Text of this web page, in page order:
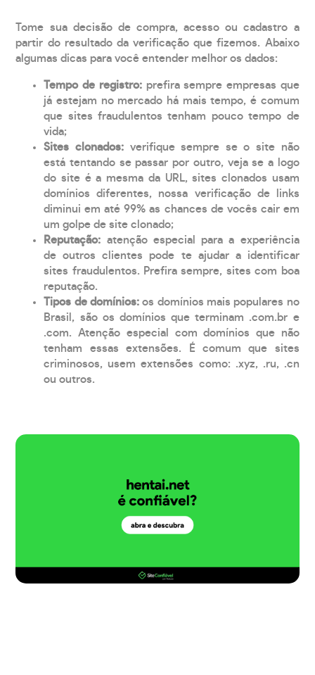
Tome sua decisão de compra, acesso ou cadastro a
partir do resultado da verificação que fizemos. Abaixo
algumas dicas para você entender melhor os dados:
Tempo de registro: prefira sempre empresas que
já estejam no mercado há mais tempo, é comum
que sites fraudulentos tenham pouco tempo de
vida;
Sites clonados: verifique sempre se o site não
está tentando se passar por outro, veja se a logo
do site é a mesma da URL, sites clonados usam
domínios diferentes, nossa verificação de links
diminui em até 99% as chances de vocês cair em
um golpe de site clonado;
Reputação: atenção especial para a experiência
de outros clientes pode te ajudar a identificar
sites fraudulentos. Prefira sempre, sites com boa
reputação.
Tipos de domínios:os domínios mais populares no
Brasil, são os domínios que terminam .com.br e
.com. Atenção especial com domínios que não
tenham essas extensões. É comum que sites
criminosos, usem extensões como: .xyz, .ru, .cn
ou outros.